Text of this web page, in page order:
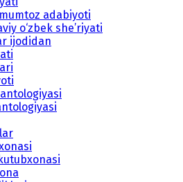
mumtoz adabiyoti
o‘zbek she’riyati
ijodidan